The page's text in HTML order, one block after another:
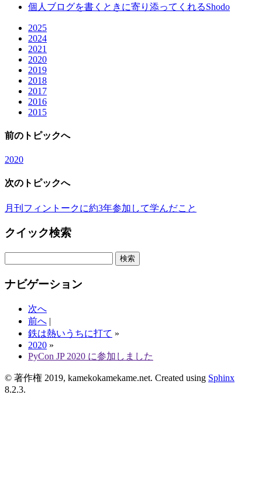
個人ブログを書くときに寄り添ってくれるShodo
2025
2024
2021
2020
2019
2018
2017
2016
2015
前のトピックへ
2020
次のトピックへ
月刊フィントークに約3年参加して学んだこと
クイック検索
ナビゲーション
次へ
前へ |
鉄は熱いうちに打て »
2020 »
PyCon JP 2020 に参加しました
© 著作権 2019, kamekokamekame.net. Created using Sphinx
8.2.3.